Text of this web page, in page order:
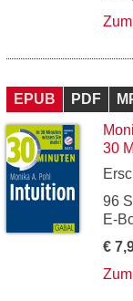
EPUB PDF
30
96
E-
€